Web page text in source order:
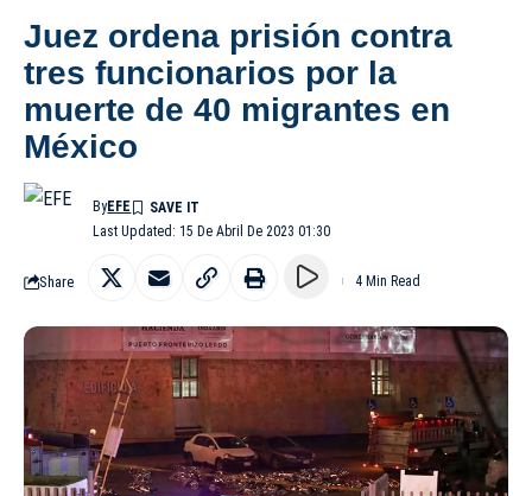
Juez ordena prisión contra
tres funcionarios por la
muerte de 40 migrantes en
México
Last Updated: 15 De Abril De 2023 01:30
ByEFE
Share 4 Min Read